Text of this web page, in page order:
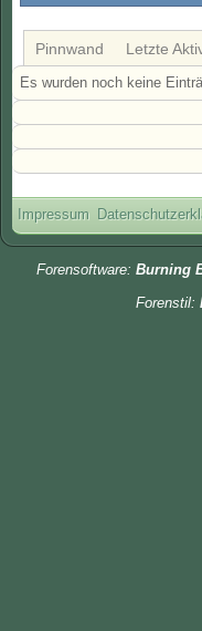
Pinnwand Letzte
Es wurden noch keine
Impressum
Forensoftware: Burning
Forenstil: